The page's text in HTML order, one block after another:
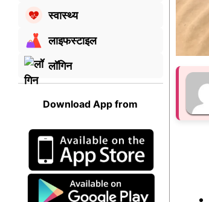
स्वास्थ्य
लाइफस्टाइल
लॉगिन
Download App from